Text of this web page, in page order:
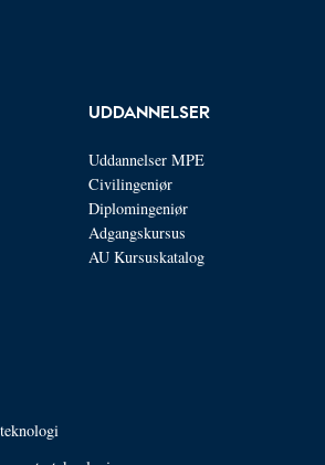
UDDANNELSER
Uddannelser MPE
Civilingeniør
Diplomingeniør
Adgangskursus
AU Kursuskatalog